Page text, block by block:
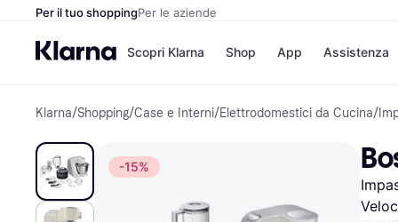
Per il tuo shoppingPer le aziende
Scopri Klarna
Opzioni di
Paga dopo 30 giorni
Finanziamento
Shop
Negozi
Unieuro
Media
eBay
Zalando
App Assistenza
Klarna/Shopping/Case e Interni/Elettrodomestici da Cucina/
-15%